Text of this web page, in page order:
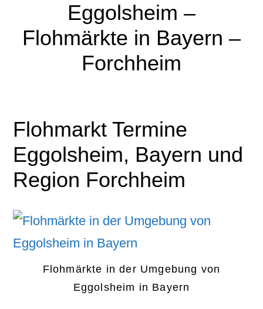
Eggolsheim –
Flohmärkte in Bayern –
Forchheim
Flohmarkt Termine
Eggolsheim, Bayern und
Region Forchheim
Flohmärkte in der Umgebung von
Eggolsheim in Bayern